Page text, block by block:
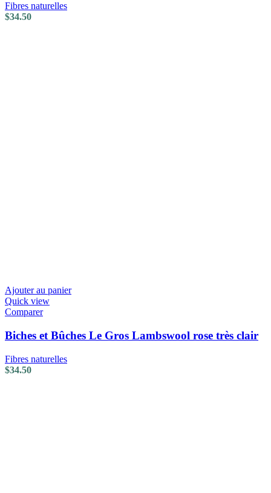
Fibres naturelles
$34.50
Ajouter au panier
Quick view
Comparer
Biches et Bûches Le Gros Lambswool rose très clair
Fibres naturelles
$34.50